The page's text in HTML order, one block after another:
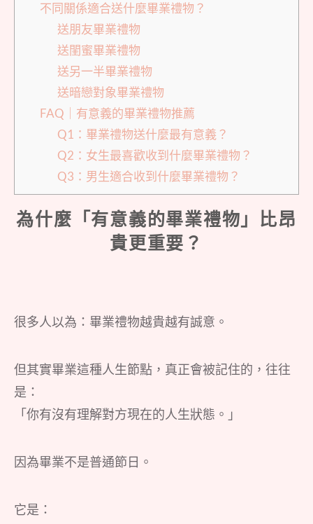
不同關係適合送什麼畢業禮物？
送朋友畢業禮物
送閨蜜畢業禮物
送另一半畢業禮物
送暗戀對象畢業禮物
FAQ｜有意義的畢業禮物推薦
Q1：畢業禮物送什麼最有意義？
Q2：女生最喜歡收到什麼畢業禮物？
Q3：男生適合收到什麼畢業禮物？
為什麼「有意義的畢業禮物」比昂
貴更重要？
很多人以為：畢業禮物越貴越有誠意。
但其實畢業這種人生節點，真正會被記住的，往往
是：
「你有沒有理解對方現在的人生狀態。」
因為畢業不是普通節日。
它是：